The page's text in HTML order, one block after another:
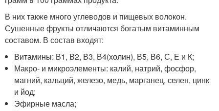
В них также много углеводов и пищевых волокон.
Сушенные фрукты отличаются богатым витаминным
составом. В состав входят:
Витамины: В1, В2, В3, В4(холин), В5, В6, С, Е и К;
Макро- и микроэлементы: калий, натрий, фосфор,
магний, кальций, железо, медь, марганец, селен, цинк
и йод;
Эфирные масла;